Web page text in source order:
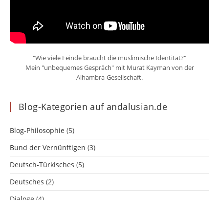
"Wie viele Feinde braucht die muslimische Identität?"
Mein "unbequemes Gespräch" mit Murat Kayman von der
Alhambra-Gesellschaft.
Blog-Kategorien auf andalusian.de
Blog-Philosophie (5)
Bund der Vernünftigen (3)
Deutsch-Türkisches (5)
Deutsches (2)